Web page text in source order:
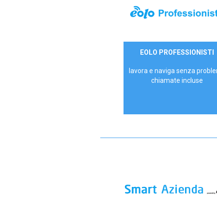
35,00 €/mese
EOLO PROFESSIONISTI
lavora e naviga senza
chiamate incluse